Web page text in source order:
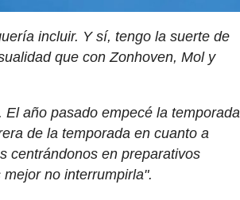
incluir. Y sí, tengo la suerte de
que con Zonhoven, Mol y
año pasado empecé la temporada
de la temporada en cuanto a
centrándonos en preparativos
no interrumpirla".